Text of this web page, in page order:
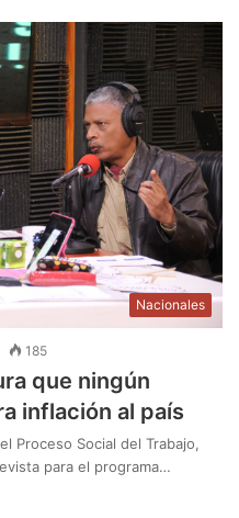
Nacionales
185
que ningún
inflación al país
Proceso Social del Trabajo,
para el programa…